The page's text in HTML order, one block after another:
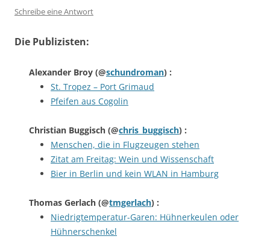
Schreibe eine Antwort
Die Publizisten:
Alexander Broy (@schundroman) :
St. Tropez – Port Grimaud
Pfeifen aus Cogolin
Christian Buggisch (@chris_buggisch) :
Menschen, die in Flugzeugen stehen
Zitat am Freitag: Wein und Wissenschaft
Bier in Berlin und kein WLAN in Hamburg
Thomas Gerlach (@tmgerlach) :
Niedrigtemperatur-Garen: Hühnerkeulen oder
Hühnerschenkel